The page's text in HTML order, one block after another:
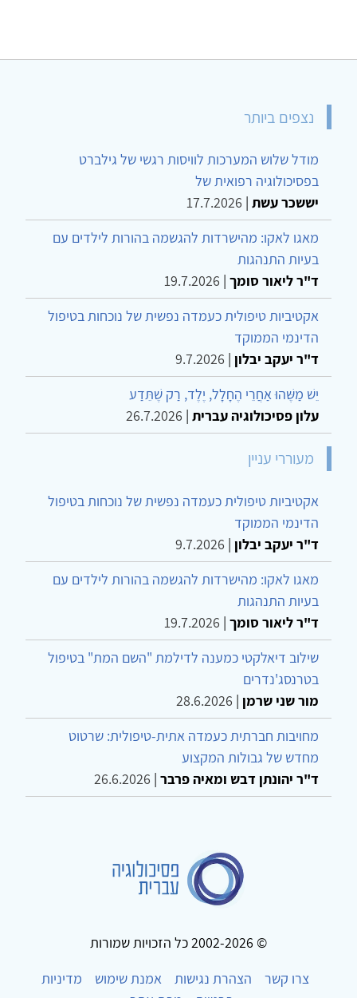
נצפים ביותר
מודל שלוש המערכות לוויסות רגשי של גילברט
בפסיכולוגיה רפואית של
יששכר עשת |
17.7.2026
מאגו לאקו: מהישרדות להגשמה בהורות לילדים עם
בעיות התנהגות
ד"ר ליאור סומך |
19.7.2026
אקטיביות טיפולית כעמדה נפשית של נוכחות בטיפול
הדינמי הממוקד
ד"ר יעקב יבלון |
9.7.2026
יֵשׁ מַשֶּׁהוּ אַחֲרֵי הֶחָלָל, יֶלֶד, רַק שֶׁתֵּדַע
עלון פסיכולוגיה עברית |
26.7.2026
מעוררי עניין
אקטיביות טיפולית כעמדה נפשית של נוכחות בטיפול
הדינמי הממוקד
ד"ר יעקב יבלון |
9.7.2026
מאגו לאקו: מהישרדות להגשמה בהורות לילדים עם
בעיות התנהגות
ד"ר ליאור סומך |
19.7.2026
שילוב דיאלקטי כמענה לדילמת "השם המת" בטיפול
בטרנסג'נדרים
מור שני שרמן |
28.6.2026
מחויבות חברתית כעמדה אתית-טיפולית: שרטוט
מחדש של גבולות המקצוע
ד"ר יהונתן דבש ומאיה פרבר |
26.6.2026
© 2002-2026 כל הזכויות שמורות
צרו קשר
הצהרת נגישות אמנת שימוש
מדיניות